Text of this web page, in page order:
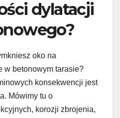
dylatacji
oko na
w betonowym tarasie?
konsekwencji jest
Mówimy tu o
korozji zbrojenia,